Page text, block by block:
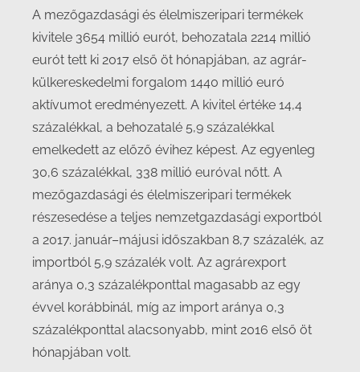
A mezőgazdasági és élelmiszeripari termékek
kivitele 3654 millió eurót, behozatala 2214 millió
eurót tett ki 2017 első öt hónapjában, az agrár-
külkereskedelmi forgalom 1440 millió euró
aktívumot eredményezett. A kivitel értéke 14,4
százalékkal, a behozatalé 5,9 százalékkal
emelkedett az előző évihez képest. Az egyenleg
30,6 százalékkal, 338 millió euróval nőtt. A
mezőgazdasági és élelmiszeripari termékek
részesedése a teljes nemzetgazdasági exportból
a 2017. január–májusi időszakban 8,7 százalék, az
importból 5,9 százalék volt. Az agrárexport
aránya 0,3 százalékponttal magasabb az egy
évvel korábbinál, míg az import aránya 0,3
százalékponttal alacsonyabb, mint 2016 első öt
hónapjában volt.